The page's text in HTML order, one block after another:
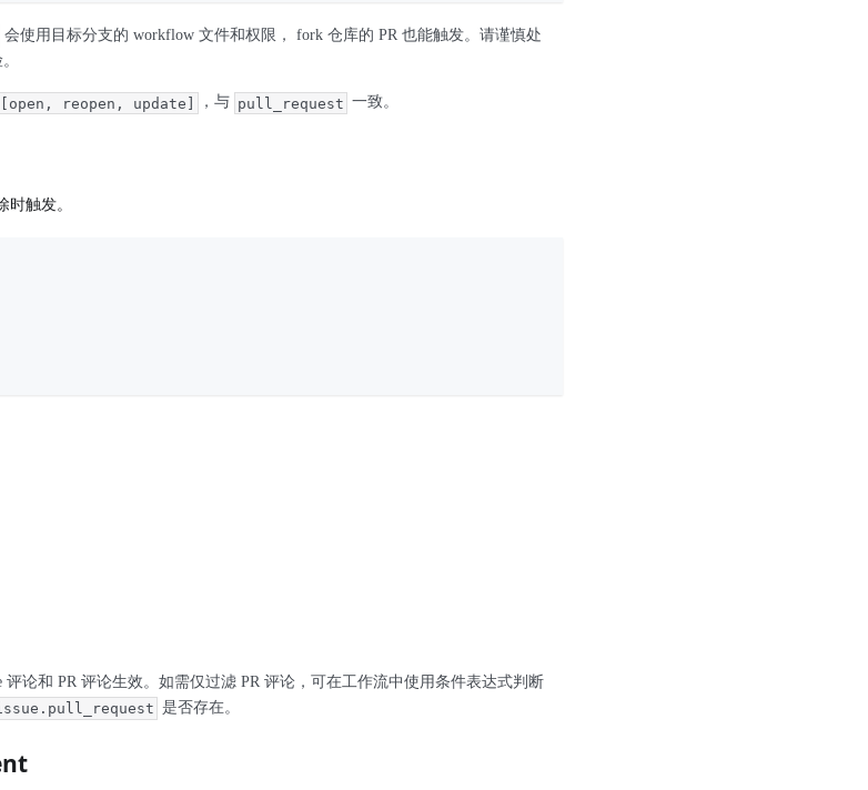
会使用目标分支的 workflow 文件和权限， fork 仓库的 PR 也能触发。请谨慎处
[open, reopen, update] ，与 pull_request 一致。
时触发。
评论和 PR 评论生效。如需仅过滤 PR 评论，可在工作流中使用条件表达式判断
是否存在。